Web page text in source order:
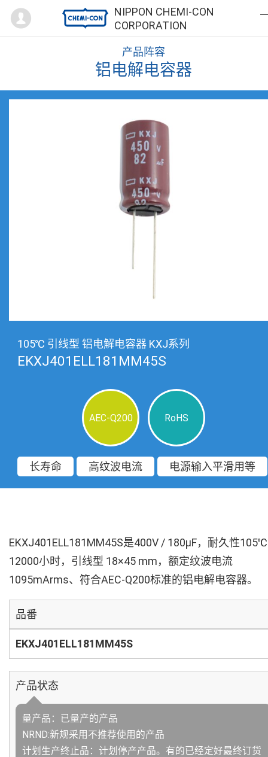
NIPPON CHEMI-CON
CORPORATION
Mypage
产品阵容
铝电解电容器
105℃ 引线型 铝电解电容器 KXJ系列
EKXJ401ELL181MM45S
AEC-Q200 RoHS
长寿命 高纹波电流 电源输入平滑用等
EKXJ401ELL181MM45S是400V / 180µF，耐久性105℃
12000小时，引线型 18×45 mm，额定纹波电流
1095mArms、符合AEC-Q200标准的铝电解电容器。
品番
EKXJ401ELL181MM45S
产品状态
量产品：已量产的产品
NRND:新规采用不推荐使用的产品
计划生产终止品：计划停产产品。有的已经定好最终订货